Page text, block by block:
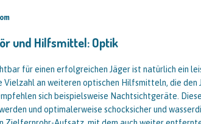
und Hilfsmittel: Optik
für einen erfolgreichen Jäger ist natürlich ein
Vielzahl an weiteren optischen Hilfsmitteln, die den
sich beispielsweise Nachtsichtgeräte.
und optimalerweise schocksicher und